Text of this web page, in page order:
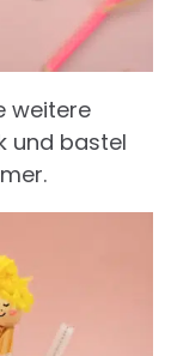
weitere
und bastel